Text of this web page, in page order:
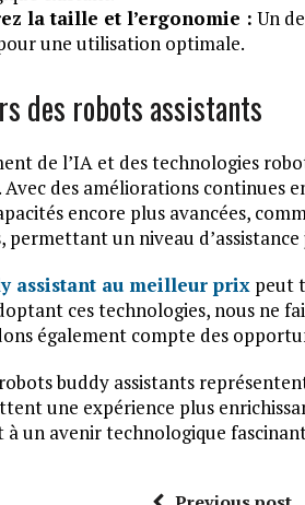
la taille et l’ergonomie : Un
une utilisation optimale.
des robots assistants
de l’IA et des technologies
Avec des améliorations continues
encore plus avancées,
permettant un niveau
assistant au meilleur prix peut
ces technologies, nous ne
également compte des
buddy assistants
une expérience plus
à un avenir technologique